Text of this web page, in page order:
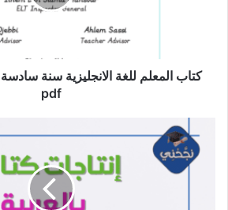
pdfكتاب المعلم للغة الانجليزية سنة سادسة
pdf
كتابية
السنة
الخامسة